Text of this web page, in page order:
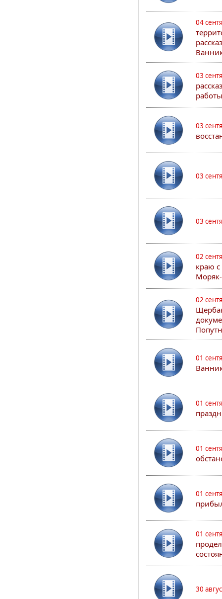
04
03
03
03
03
02
краю
02
01
01
01
01
01
30